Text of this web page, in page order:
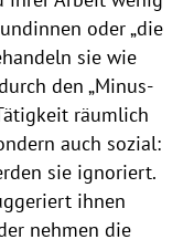
oder „die
sie wie
den „Minus-
räumlich
auch sozial:
sie ignoriert.
ihnen
nehmen die